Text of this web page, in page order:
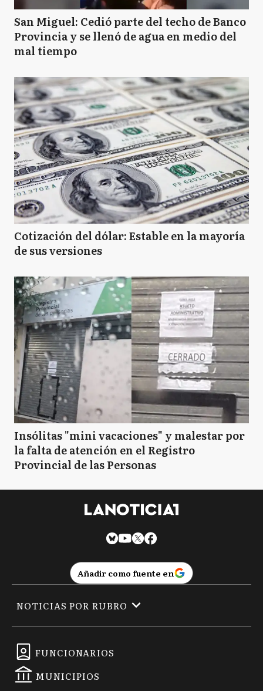
San Miguel: Cedió parte del techo de Banco
Provincia y se llenó de agua en medio del
mal tiempo
Cotización del dólar: Estable en la mayoría
de sus versiones
Insólitas "mini vacaciones" y malestar por
la falta de atención en el Registro
Provincial de las Personas
Añadir como fuente en
FUNCIONARIOS
MUNICIPIOS
NOTICIAS POR RUBRO